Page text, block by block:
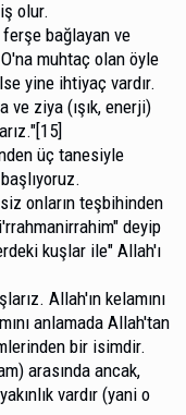
olur.
bağ­layan ve
muhtaç olan öyle
yine ihtiyaç vardır.
ve ziya (ışık, enerji)
üç ta­nesiyle
onların teşbihinden
deyip
kuşlar ile" Allah'ı
Al­lah'ın kelamını
anlamada Allah'tan
bir isimdir.
arasında ancak,
vardır (yani o